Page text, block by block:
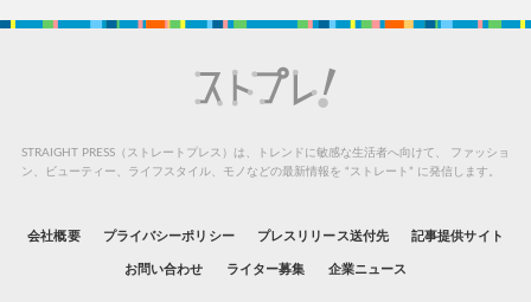
STRAIGHT PRESS（ストレートプレス）は、トレンドに敏感な生活者へ向けて、
ファッショ
ン、ビューティー、ライフスタイル、モノなどの最新情報を “ストレート” に発信します。
会社概要 プライバシーポリシー プレスリリース送付先 記事提供サイト
お問い合わせ ライター募集 企業ニュース